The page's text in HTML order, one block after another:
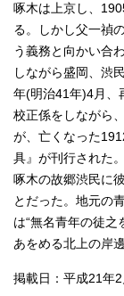
啄木は上京し、
る。しかし父一禎
う義務と向かい合
しながら盛岡、渋
年(明治41年)4月、
校正係をしながら
が、亡くなった
具』が刊行された。
啄木の故郷渋民に
とだった。地元の
は“無名青年の徒之
あをめる北上の岸
掲載日：平成21年2